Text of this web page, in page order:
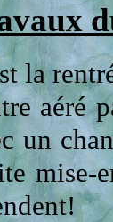
la
aéré
un
mise-